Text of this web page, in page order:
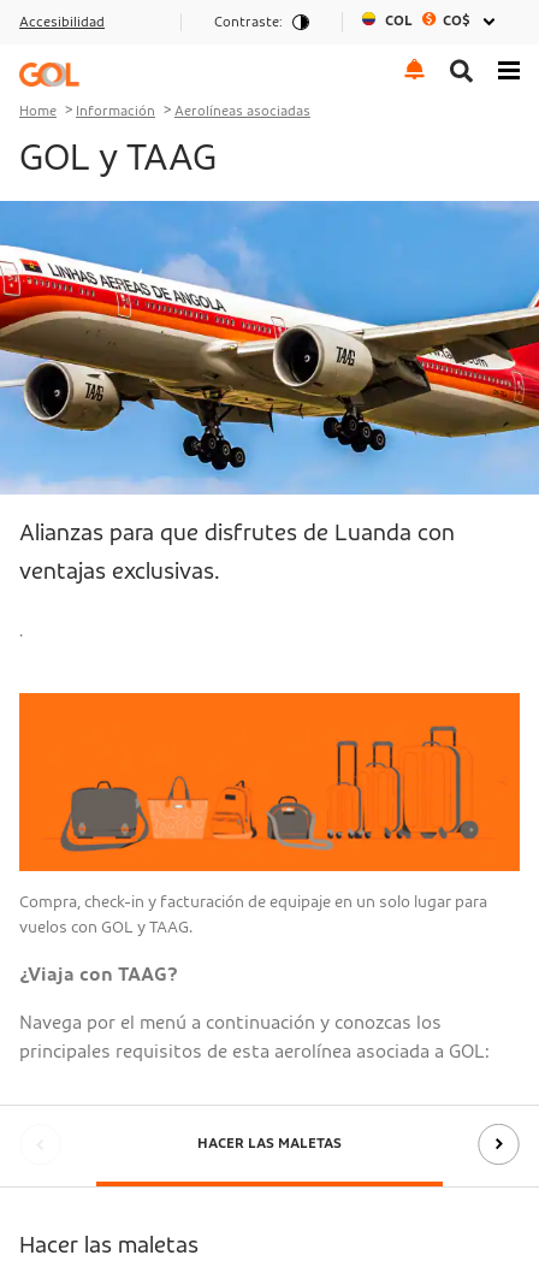
Go to menu
Go to the content
Go to footer
Accesibilidad Contraste: COL CO$
Home Información Aerolíneas asociadas
GOL y TAAG
Alianzas para que disfrutes de Luanda con
ventajas exclusivas.
.
Compra, check-in y facturación de equipaje en un solo lugar para
vuelos con GOL y TAAG.
¿Viaja con TAAG?
Navega por el menú a continuación y conozcas los
principales requisitos de esta aerolínea asociada a GOL:
HACER LAS MALETAS
Hacer las maletas